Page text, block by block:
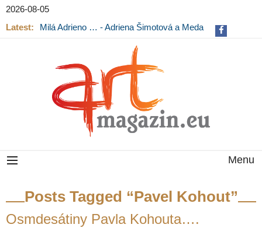
2026-08-05
Latest:
Milá Adrieno … - Adriena Šimotová a Meda
Menu
Posts Tagged “Pavel Kohout”
Osmdesátiny Pavla Kohouta….